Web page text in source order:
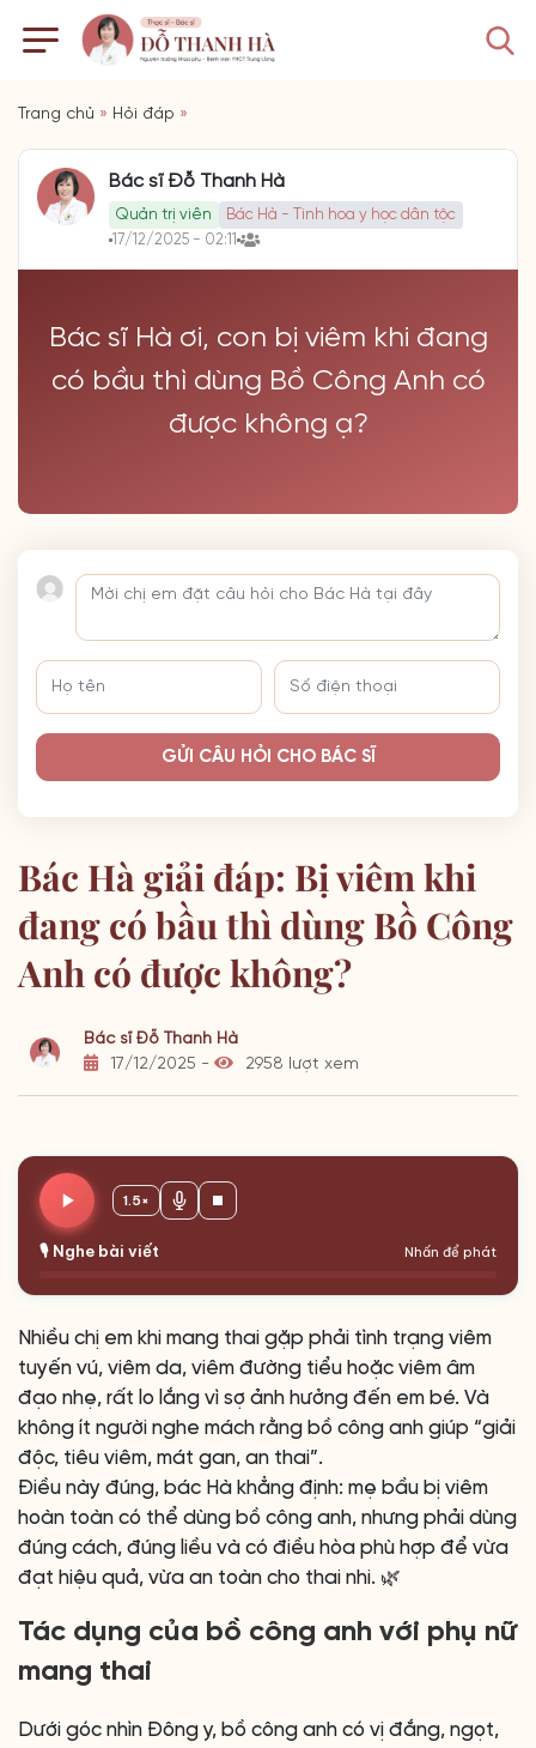
Trang chủ » Hỏi đáp »
Bác sĩ Đỗ Thanh Hà
Quản trị viên
Bác Hà - Tinh hoa y học dân tộc
17/12/2025 - 02:11
Bác sĩ Hà ơi, con bị viêm khi đang
có bầu thì dùng Bồ Công Anh có
được không ạ?
GỬI CÂU HỎI CHO BÁC SĨ
Bác Hà giải đáp: Bị viêm khi
đang có bầu thì dùng Bồ Công
Anh có được không?
Bác sĩ Đỗ Thanh Hà
17/12/2025 -
2958 lượt xem
🎙️ Nghe bài viết Nhấn để phát
1.5×
Nhiều chị em khi mang thai gặp phải tình trạng viêm
tuyến vú, viêm da, viêm đường tiểu hoặc viêm âm
đạo nhẹ, rất lo lắng vì sợ ảnh hưởng đến em bé. Và
không ít người nghe mách rằng bồ công anh giúp “giải
độc, tiêu viêm, mát gan, an thai”.
Điều này đúng, bác Hà khẳng định: mẹ bầu bị viêm
hoàn toàn có thể dùng bồ công anh, nhưng phải dùng
đúng cách, đúng liều và có điều hòa phù hợp để vừa
đạt hiệu quả, vừa an toàn cho thai nhi. 🌿
Tác dụng của bồ công anh với phụ nữ
mang thai
Dưới góc nhìn Đông y, bồ công anh có vị đắng, ngọt,